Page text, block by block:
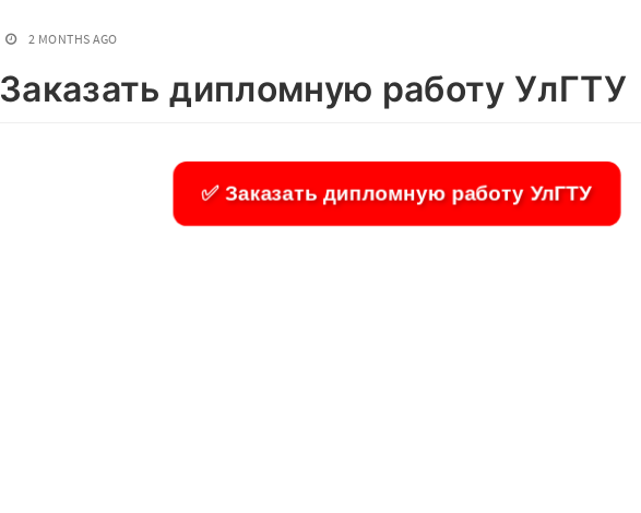
2 MONTHS AGO
Заказать дипломную работу УлГТУ
✅ Заказать дипломную работу УлГТУ